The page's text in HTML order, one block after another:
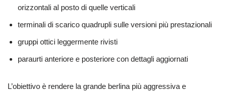
orizzontali al posto di quelle verticali
terminali di scarico quadrupli sulle versioni più prestazionali
gruppi ottici leggermente rivisti
paraurti anteriore e posteriore con dettagli aggiornati
L’obiettivo è rendere la grande berlina più aggressiva e